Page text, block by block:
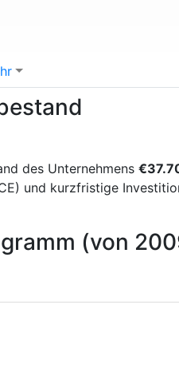
des Unternehmens
und kurzfristige
(von